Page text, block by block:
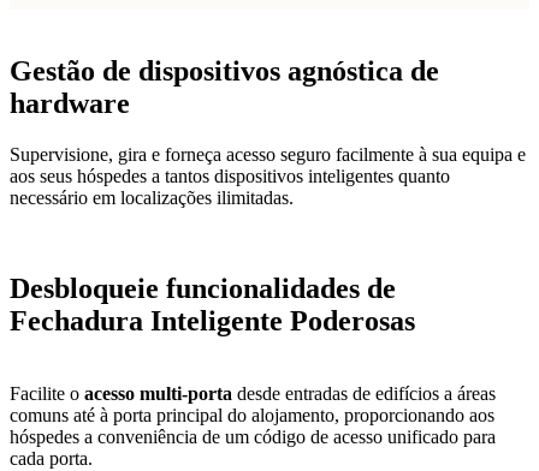
Gestão de dispositivos agnóstica de
hardware
Supervisione, gira e forneça acesso seguro facilmente à sua equipa e
aos seus hóspedes a tantos dispositivos inteligentes quanto
necessário em localizações ilimitadas.
Desbloqueie funcionalidades de
Fechadura Inteligente Poderosas
Facilite o acesso multi-porta desde entradas de edifícios a áreas
comuns até à porta principal do alojamento, proporcionando aos
hóspedes a conveniência de um código de acesso unificado para
cada porta.